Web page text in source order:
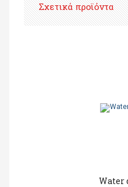
Σχετικά προϊόντα
Water